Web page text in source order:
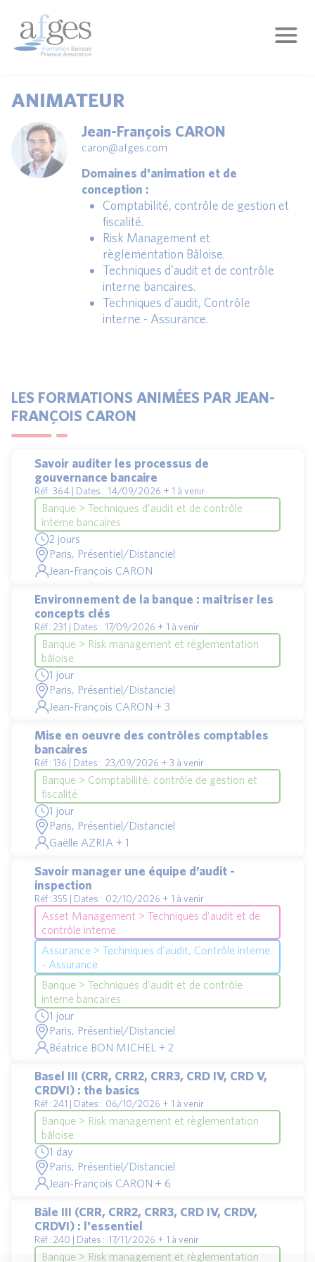
ANIMATEUR
Jean-François CARON
caron@afges.com
Domaines d'animation et de
conception :
Comptabilité, contrôle de gestion et
fiscalité.
Risk Management et
règlementation Bâloise.
Techniques d’audit et de contrôle
interne bancaires.
Techniques d'audit, Contrôle
interne - Assurance.
LES FORMATIONS ANIMÉES PAR JEAN-
FRANÇOIS CARON
Savoir auditer les processus de
gouvernance bancaire
Réf : 364 | Dates : 14/09/2026 + 1 à venir
Banque > Techniques d’audit et de contrôle
interne bancaires
2 jours
Paris, Présentiel/Distanciel
Jean-François CARON
Environnement de la banque : maîtriser les
concepts clés
Réf : 231 | Dates : 17/09/2026 + 1 à venir
Banque > Risk management et règlementation
bâloise
1 jour
Paris, Présentiel/Distanciel
Jean-François CARON + 3
Mise en oeuvre des contrôles comptables
bancaires
Réf : 136 | Dates : 23/09/2026 + 3 à venir
Banque > Comptabilité, contrôle de gestion et
fiscalité
1 jour
Paris, Présentiel/Distanciel
Gaëlle AZRIA + 1
Savoir manager une équipe d’audit -
inspection
Réf : 355 | Dates : 02/10/2026 + 1 à venir
Asset Management > Techniques d'audit et de
contrôle interne
Assurance > Techniques d'audit, Contrôle interne
- Assurance
Banque > Techniques d’audit et de contrôle
interne bancaires
1 jour
Paris, Présentiel/Distanciel
Béatrice BON MICHEL + 2
Basel III (CRR, CRR2, CRR3, CRD IV, CRD V,
CRDVI) : the basics
Réf : 241 | Dates : 06/10/2026 + 1 à venir
Banque > Risk management et règlementation
bâloise
1 day
Paris, Présentiel/Distanciel
Jean-François CARON + 6
Bâle III (CRR, CRR2, CRR3, CRD IV, CRDV,
CRDVI) : l'essentiel
Réf : 240 | Dates : 17/11/2026 + 1 à venir
Banque > Risk management et règlementation